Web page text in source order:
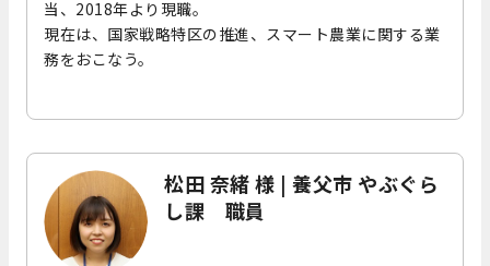
当、2018年より現職。
現在は、国家戦略特区の推進、スマート農業に関する業
務をおこなう。
松田 奈緒 様 | 養父市 やぶぐら
し課 職員